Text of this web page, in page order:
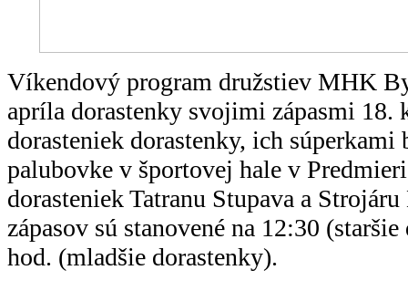
Víkendový program družstiev MHK
apríla dorastenky svojimi zápasmi 18.
dorasteniek dorastenky, ich súperkami
palubovke v športovej hale v
dorasteniek Tatranu Stupava a
zápasov sú stanovené na 12:30
hod. (mladšie dorastenky).